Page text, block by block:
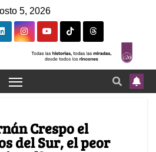
5, 2026
Crespo el
del Sur, el peor